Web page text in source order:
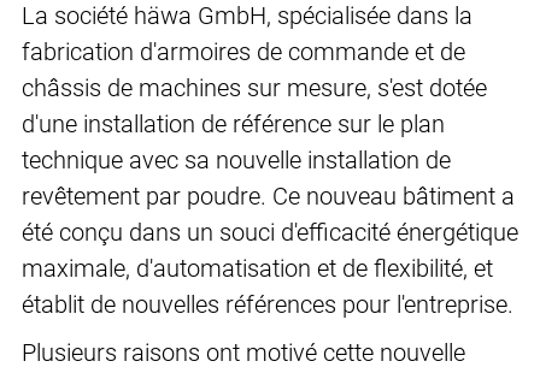
La société häwa GmbH, spécialisée dans la
fabrication d'armoires de commande et de
châssis de machines sur mesure, s'est dotée
d'une installation de référence sur le plan
technique avec sa nouvelle installation de
revêtement par poudre. Ce nouveau bâtiment a
été conçu dans un souci d'efficacité énergétique
maximale, d'automatisation et de flexibilité, et
établit de nouvelles références pour l'entreprise.
Plusieurs raisons ont motivé cette nouvelle